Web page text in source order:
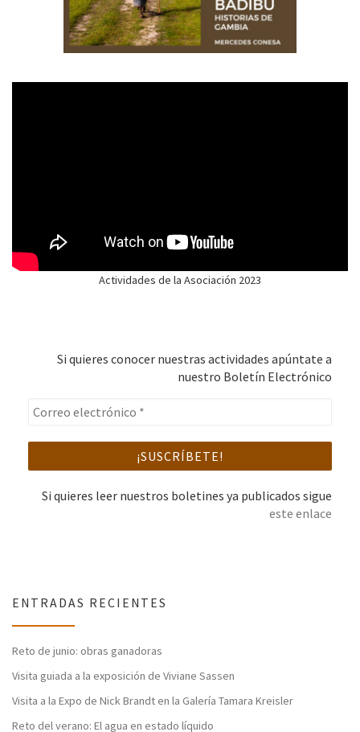
Actividades de la Asociación 2023
Si quieres conocer nuestras actividades apúntate a
nuestro Boletín Electrónico
Si quieres leer nuestros boletines ya publicados sigue
este enlace
ENTRADAS RECIENTES
Reto de junio: obras ganadoras
Visita guiada a la exposición de Viviane Sassen
Visita a la Expo de Nick Brandt en la Galería Tamara Kreisler
Reto del verano: El agua en estado líquido